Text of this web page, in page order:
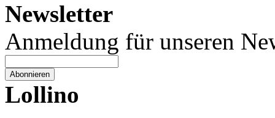
Newsletter
Anmeldung für unseren
Abonnieren
Lollino